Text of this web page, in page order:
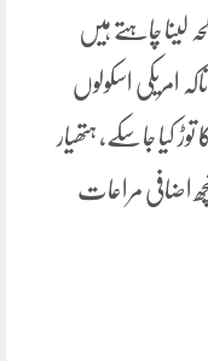
لینا چاہتے ہیں
امریکی اسکولوں
جاسکے، ہتھیار
اضافی مراعات